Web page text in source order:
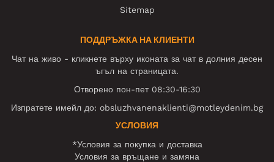
Sitemap
ПОДДРЪЖКА НА КЛИЕНТИ
Чат на живо - кликнете върху иконата за чат в долния десен
ъгъл на страницата.
Отворено пон-пет 08:30-16:30
Изпратете имейл до: obsluzhvanenaklienti@motleydenim.bg
УСЛОВИЯ
*Условия за покупка и доставка
Условия за връщане и замяна